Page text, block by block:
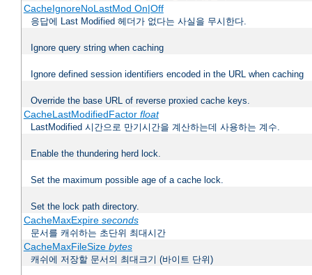
CacheIgnoreNoLastMod On|Off
응답에 Last Modified 헤더가 없다는 사실을 무시한다.
Ignore query string when caching
Ignore defined session identifiers encoded in the URL when caching
Override the base URL of reverse proxied cache keys.
CacheLastModifiedFactor float
LastModified 시간으로 만기시간을 계산하는데 사용하는 계수.
Enable the thundering herd lock.
Set the maximum possible age of a cache lock.
Set the lock path directory.
CacheMaxExpire seconds
문서를 캐쉬하는 초단위 최대시간
CacheMaxFileSize bytes
캐쉬에 저장할 문서의 최대크기 (바이트 단위)